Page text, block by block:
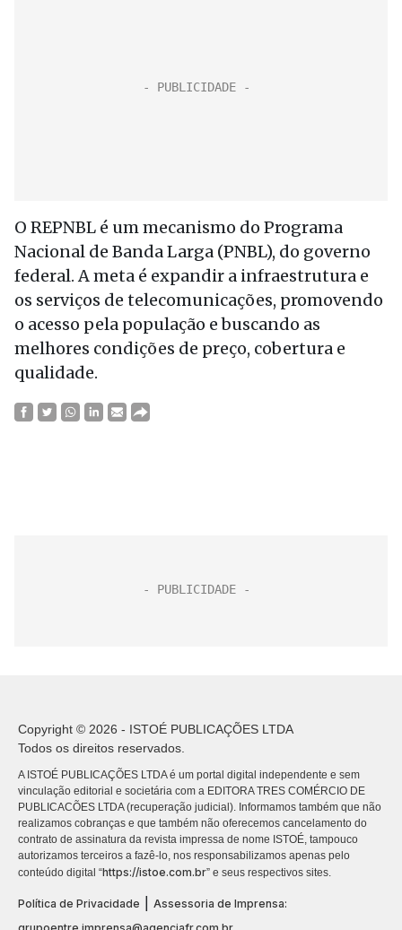
O REPNBL é um mecanismo do Programa
Nacional de Banda Larga (PNBL), do governo
federal. A meta é expandir a infraestrutura e
os serviços de telecomunicações, promovendo
o acesso pela população e buscando as
melhores condições de preço, cobertura e
qualidade.
Copyright © 2026 - ISTOÉ PUBLICAÇÕES LTDA
Todos os direitos reservados.
A ISTOÉ PUBLICAÇÕES LTDA é um portal digital independente e sem
vinculação editorial e societária com a EDITORA TRES COMÉRCIO DE
PUBLICACÕES LTDA (recuperação judicial). Informamos também que não
realizamos cobranças e que também não oferecemos cancelamento do
contrato de assinatura da revista impressa de nome ISTOÉ, tampouco
autorizamos terceiros a fazê-lo, nos responsabilizamos apenas pelo
conteúdo digital “https://istoe.com.br” e seus respectivos sites.
Política de Privacidade
Assessoria de Imprensa: